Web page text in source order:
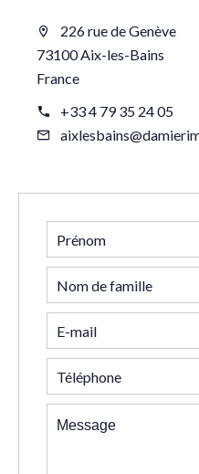
226 rue de Genève
73100 Aix-les-Bains
France
+33 4 79 35 24 05